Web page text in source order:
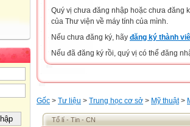
Quý vị chưa đăng nhập hoặc chưa đăng
của Thư viện về máy tính của mình.
Nếu chưa đăng ký, hãy đăng ký thành
Nếu đã đăng ký rồi, quý vị có thể đăng
Gốc > Tư liệu > Trung học cơ sở > Mỹ thuật>
Tổ lí - Tin - CN